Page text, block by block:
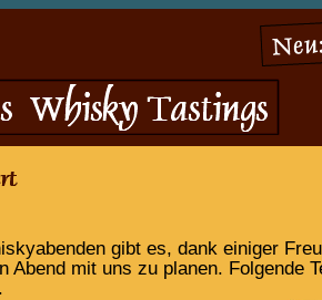
gibt es, dank einiger
Abend mit uns zu planen. Folgende